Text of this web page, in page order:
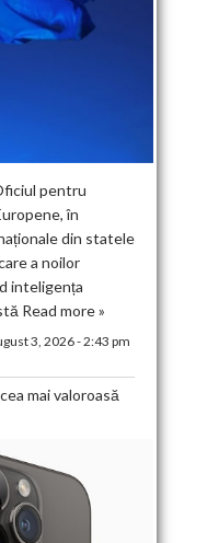
pentru
în
din statele
a noilor
inteligența
Read more »
3, 2026 - 2:43 pm
mai valoroasă